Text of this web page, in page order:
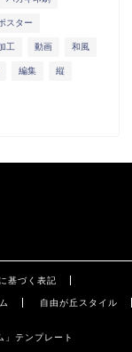
スター
工 動画 和風
編集 縦
基づく表記
自由が丘スタイル
テンプレート